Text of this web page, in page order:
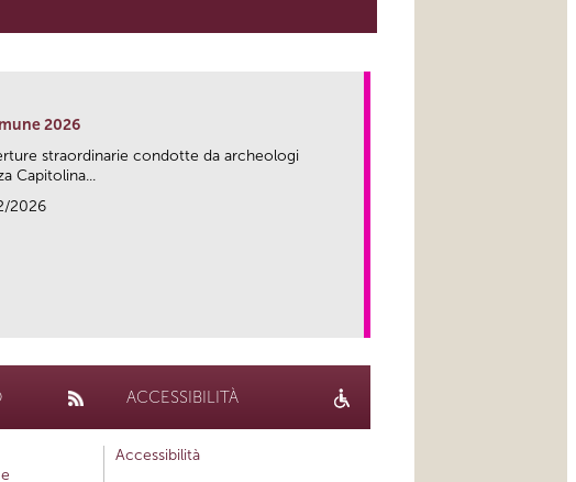
2026
straordinarie condotte da archeologi
Capitolina...
2026
ACCESSIBILITÀ
Accessibilità